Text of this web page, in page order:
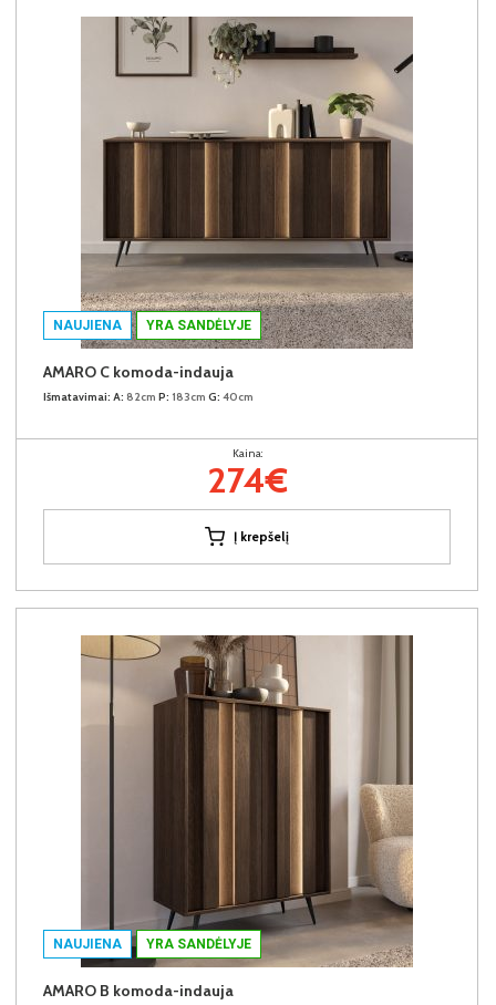
NAUJIENA YRA SANDĖLYJE
AMARO C komoda-indauja
Išmatavimai: A: 82cm P: 183cm G: 40cm
Kaina:
274€
Į krepšelį
NAUJIENA YRA SANDĖLYJE
AMARO B komoda-indauja